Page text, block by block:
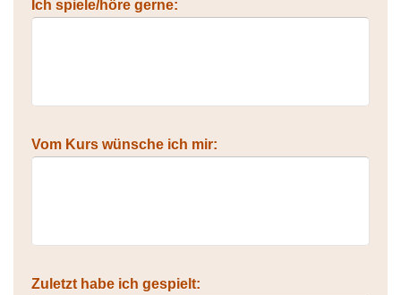
Ich spiele/höre gerne:
Vom Kurs wünsche ich mir:
Zuletzt habe ich gespielt: